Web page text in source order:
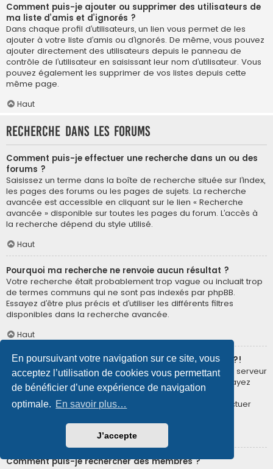
En poursuivant votre navigation sur ce site, vous
acceptez l’utilisation de cookies vous permettant
de bénéficier d’une expérience de navigation
optimale. En savoir plus…
J’accepte
Comment puis-je ajouter ou supprimer des utilisateurs de
ma liste d’amis et d’ignorés ?
Dans chaque profil d’utilisateurs, un lien vous permet de les
ajouter à votre liste d’amis ou d’ignorés. De même, vous pouvez
ajouter directement des utilisateurs depuis le panneau de
contrôle de l’utilisateur en saisissant leur nom d’utilisateur. Vous
pouvez également les supprimer de vos listes depuis cette
même page.
Haut
Recherche dans les forums
Comment puis-je effectuer une recherche dans un ou des
forums ?
Saisissez un terme dans la boîte de recherche située sur l’index,
les pages des forums ou les pages de sujets. La recherche
avancée est accessible en cliquant sur le lien « Recherche
avancée » disponible sur toutes les pages du forum. L’accès à
la recherche dépend du style utilisé.
Haut
Pourquoi ma recherche ne renvoie aucun résultat ?
Votre recherche était probablement trop vague ou incluait trop
de termes communs qui ne sont pas indexés par phpBB.
Essayez d’être plus précis et d’utiliser les différents filtres
disponibles dans la recherche avancée.
Haut
Pourquoi ma recherche renvoie à une page blanche ?!
Votre recherche a renvoyé trop de résultats pour que le serveur
puisse les afficher. Utilisez la recherche avancée et essayez
d’être plus précis dans les termes employés et dans la
sélection des forums dans lesquels vous souhaitez effectuer
Comment puis-je rechercher des membres ?